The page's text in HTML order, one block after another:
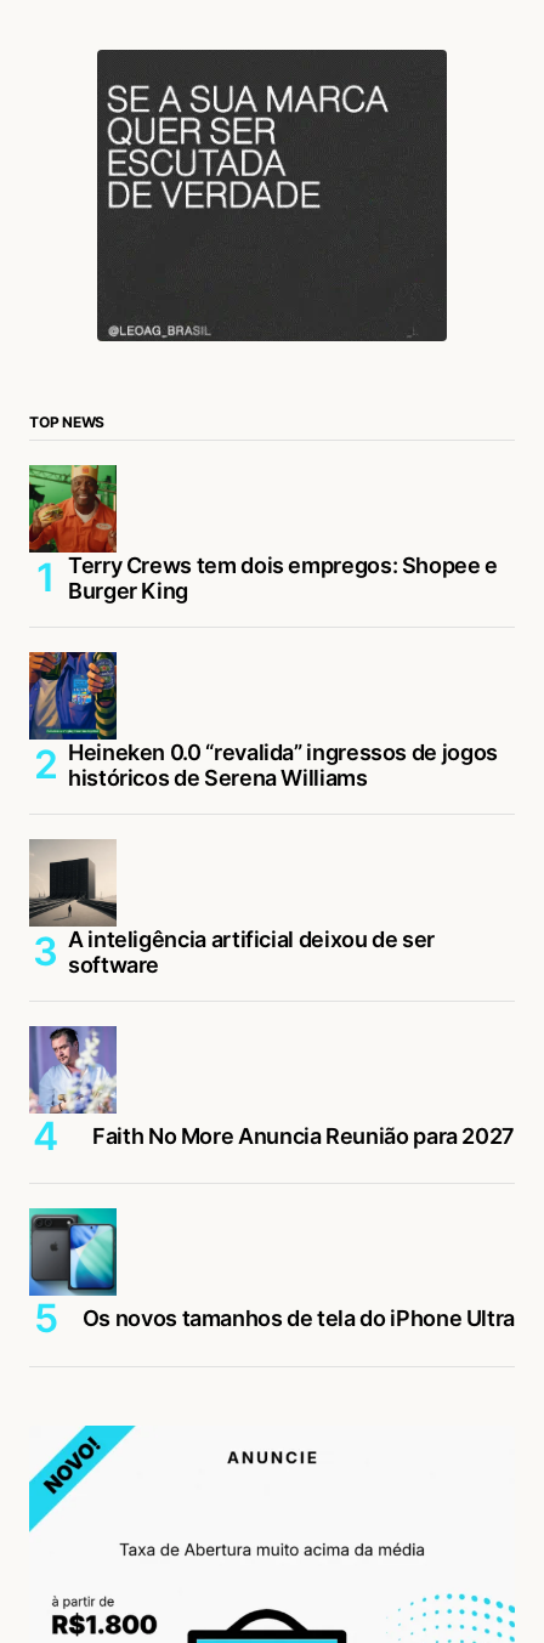
TOP NEWS
Terry Crews tem dois empregos: Shopee e
Burger King
Heineken 0.0 “revalida” ingressos de jogos
históricos de Serena Williams
A inteligência artificial deixou de ser
software
Faith No More Anuncia Reunião para 2027
Os novos tamanhos de tela do iPhone Ultra